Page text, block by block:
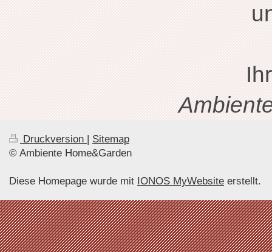
Druckversion
Sitemap
© Ambiente Home&Garden
Diese Homepage wurde mit IONOS MyWebsite erstellt.